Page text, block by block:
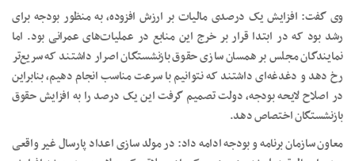
وی گفت: افزایش یک درصدی مالیات بر ارزش افزوده، به منظور بودجه برای
رشد بود که در ابتدا قرار بر خرج این منابع در عملیات‌های عمرانی بود. اما
نمایندگان مجلس بر همسان سازی حقوق بازنشستگان اصرار داشتند که سریع‌تر
رخ دهد و دغدغه‌ای داشتند که نتوانیم با سرعت مناسب انجام دهیم، بنابراین
در اصلاح لایحه بودجه، دولت تصمیم گرفت این یک درصد را به افزایش حقوق
بازنشستگان اختصاص دهد.
معاون سازمان برنامه و بودجه ادامه داد: در مولد سازی اعداد پارسال غیر واقعی